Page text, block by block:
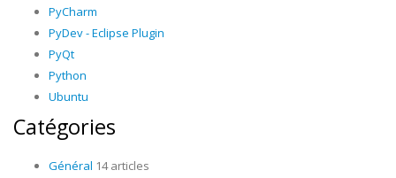
PyCharm
PyDev - Eclipse Plugin
PyQt
Python
Ubuntu
Catégories
Général 14 articles